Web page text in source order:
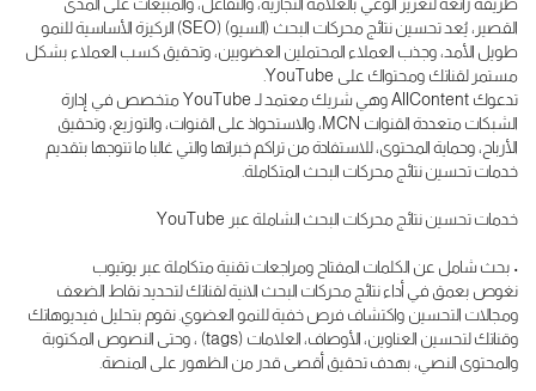
القصير، يُعد تحسين نتائج محركات البحث (السيو) (SEO) الركيزة الأساسية للنمو
طويل الأمد، وجذب العملاء المحتملين العضويين، وتحقيق كسب العملاء بشكل
مستمر لقناتك ومحتواك على YouTube.
تدعوك AllContent وهي شريك معتمد لـ YouTube متخصص في إدارة
الشبكات متعددة القنوات MCN، والاستحواذ على القنوات، والتوزيع، وتحقيق
الأرباح، وحماية المحتوى، للاستفادة من تراكم خبراتها والتي غالبا ما تتوجها بتقديم
خدمات تحسين نتائج محركات البحث المتكاملة.
خدمات تحسين نتائج محركات البحث الشاملة عبر YouTube
• بحث شامل عن الكلمات المفتاح ومراجعات تقنية متكاملة عبر يوتيوب
نغوص بعمق في أداء نتائج محركات البحث الانية لقناتك لتحديد نقاط الضعف
ومجالات التحسين واكتشاف فرص خفية للنمو العضوي. نقوم بتحليل فيديوهاتك
وقناتك لتحسين العناوين، الأوصاف، العلامات (tags) ، وحتى النصوص المكتوبة
والمحتوى النصي، بهدف تحقيق أقصى قدر من الظهور على المنصة.